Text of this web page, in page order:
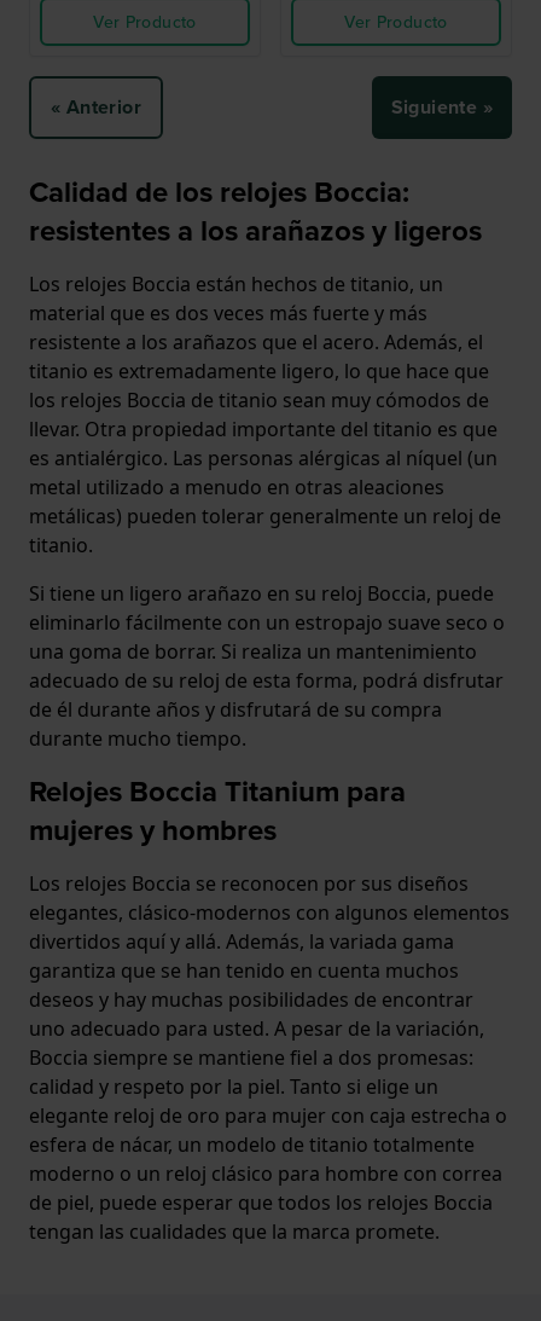
Ver Producto
Ver Producto
« Anterior Siguiente »
Calidad de los relojes Boccia:
resistentes a los arañazos y ligeros
Los relojes Boccia están hechos de titanio, un
material que es dos veces más fuerte y más
resistente a los arañazos que el acero. Además, el
titanio es extremadamente ligero, lo que hace que
los relojes Boccia de titanio sean muy cómodos de
llevar. Otra propiedad importante del titanio es que
es antialérgico. Las personas alérgicas al níquel (un
metal utilizado a menudo en otras aleaciones
metálicas) pueden tolerar generalmente un reloj de
titanio.
Si tiene un ligero arañazo en su reloj Boccia, puede
eliminarlo fácilmente con un estropajo suave seco o
una goma de borrar. Si realiza un mantenimiento
adecuado de su reloj de esta forma, podrá disfrutar
de él durante años y disfrutará de su compra
durante mucho tiempo.
Relojes Boccia Titanium para
mujeres y hombres
Los relojes Boccia se reconocen por sus diseños
elegantes, clásico-modernos con algunos elementos
divertidos aquí y allá. Además, la variada gama
garantiza que se han tenido en cuenta muchos
deseos y hay muchas posibilidades de encontrar
uno adecuado para usted. A pesar de la variación,
Boccia siempre se mantiene fiel a dos promesas:
calidad y respeto por la piel. Tanto si elige un
elegante reloj de oro para mujer con caja estrecha o
esfera de nácar, un modelo de titanio totalmente
moderno o un reloj clásico para hombre con correa
de piel, puede esperar que todos los relojes Boccia
tengan las cualidades que la marca promete.